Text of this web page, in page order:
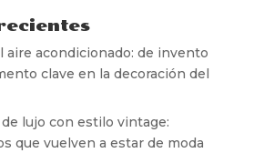
aire acondicionado: de invento
clave en la decoración del
lujo con estilo vintage:
que vuelven a estar de moda